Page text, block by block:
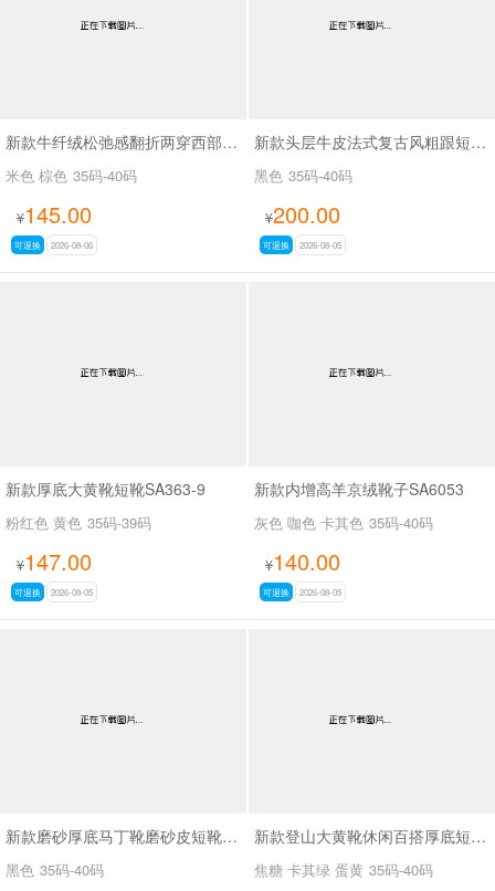
新款牛纤绒松弛感翻折两穿西部牛仔靴长靴SA26609
米色 棕色 35码-40码
¥145.00
可退换 2026-08-06
新款头层牛皮法式复古风粗跟短靴女百搭款休闲女靴SA2678
黑色 35码-40码
¥200.00
可退换 2026-08-05
新款厚底大黄靴短靴SA363-9
粉红色 黄色 35码-39码
¥147.00
可退换 2026-08-05
新款内增高羊京绒靴子SA6053
灰色 咖色 卡其色 35码-40码
¥140.00
可退换 2026-08-05
新款磨砂厚底马丁靴磨砂皮短靴SA7062
黑色 35码-40码
新款登山大黄靴休闲百搭厚底短靴马丁靴SA2676
焦糖 卡其绿 蛋黄 35码-40码